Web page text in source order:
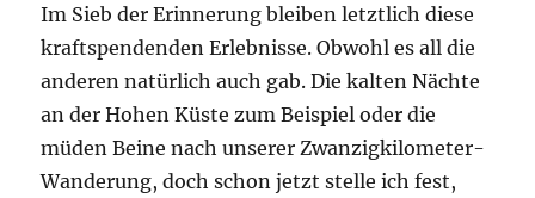
Im Sieb der Erinnerung bleiben letztlich diese
kraftspendenden Erlebnisse. Obwohl es all die
anderen natürlich auch gab. Die kalten Nächte
an der Hohen Küste zum Beispiel oder die
müden Beine nach unserer Zwanzigkilometer-
Wanderung, doch schon jetzt stelle ich fest,